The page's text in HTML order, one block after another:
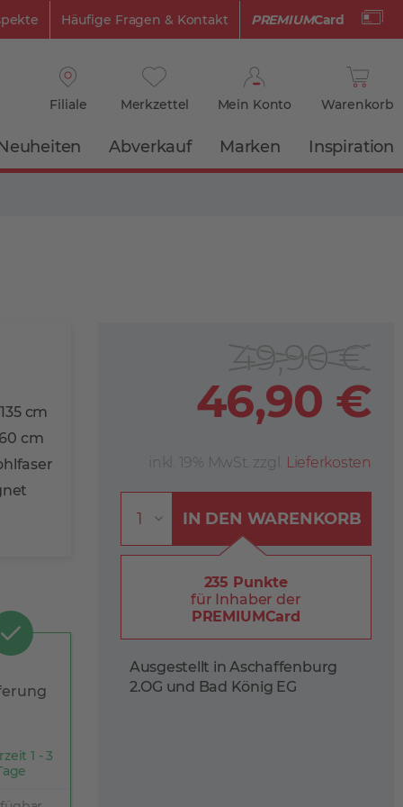
PREMIUMCard
Häufige Fragen & Kontakt
Filiale Merkzettel Mein Konto Warenkorb
Abverkauf Marken Inspiration
cm
cm
1 - 3
46,90 €
inkl. 19% MwSt. zzgl. Lieferkosten
IN DEN WARENKORB
235 Punkte
für Inhaber der
PREMIUMCard
Ausgestellt in Aschaffenburg
2.OG und Bad König EG